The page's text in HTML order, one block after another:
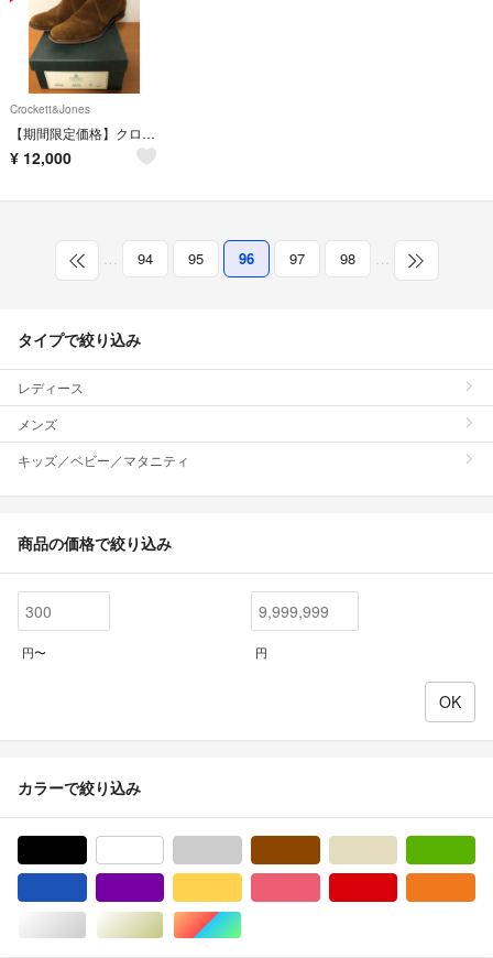
Crockett&Jones
【期間限定価格】クロケット&ジョーンズCHUKA SNUFF SUEDE
¥ 12,000
… 94 95 96 97 98 …
タイプで絞り込み
レディース
メンズ
キッズ／ベビー／マタニティ
商品の価格で絞り込み
円〜 円
カラーで絞り込み
シルバー/銀色系ゴールド/金色系マルチカラー